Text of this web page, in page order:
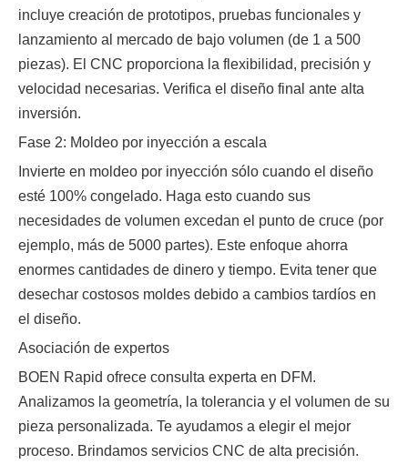
incluye creación de prototipos, pruebas funcionales y
lanzamiento al mercado de bajo volumen (de 1 a 500
piezas). El CNC proporciona la flexibilidad, precisión y
velocidad necesarias. Verifica el diseño final ante alta
inversión.
Fase 2: Moldeo por inyección a escala
Invierte en moldeo por inyección sólo cuando el diseño
esté 100% congelado. Haga esto cuando sus
necesidades de volumen excedan el punto de cruce (por
ejemplo, más de 5000 partes). Este enfoque ahorra
enormes cantidades de dinero y tiempo. Evita tener que
desechar costosos moldes debido a cambios tardíos en
el diseño.
Asociación de expertos
BOEN Rapid ofrece consulta experta en DFM.
Analizamos la geometría, la tolerancia y el volumen de su
pieza personalizada. Te ayudamos a elegir el mejor
proceso. Brindamos servicios CNC de alta precisión.